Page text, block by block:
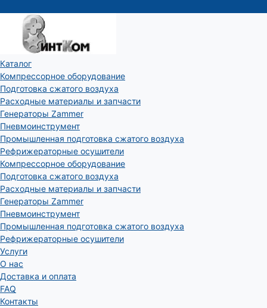
Каталог
Компрессорное оборудование
Подготовка сжатого воздуха
Расходные материалы и запчасти
Генераторы Zammer
Пневмоинструмент
Промышленная подготовка сжатого воздуха
Рефрижераторные осушители
Компрессорное оборудование
Подготовка сжатого воздуха
Расходные материалы и запчасти
Генераторы Zammer
Пневмоинструмент
Промышленная подготовка сжатого воздуха
Рефрижераторные осушители
Услуги
О нас
Доставка и оплата
FAQ
Контакты